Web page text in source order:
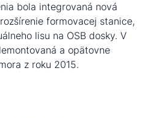
bola integrovaná nová
formovacej stanice,
lisu na OSB dosky. V
a opätovne
z roku 2015.